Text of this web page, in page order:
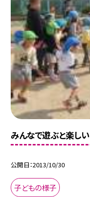
みんなで遊ぶと楽し
公開日 2013/10/30
子どもの様子